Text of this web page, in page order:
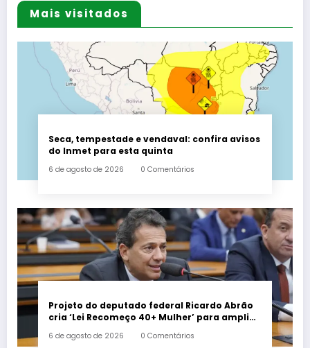
Mais visitados
Seca, tempestade e vendaval: confira avisos
do Inmet para esta quinta
6 de agosto de 2026 0 Comentários
Projeto do deputado federal Ricardo Abrão
cria ‘Lei Recomeço 40+ Mulher’ para ampliar
preconceito por idade
6 de agosto de 2026 0 Comentários